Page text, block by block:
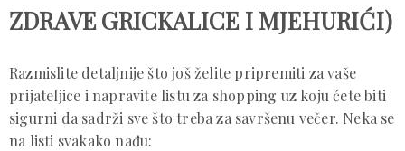
ZDRAVE GRICKALICE I MJEHURIĆI)
Razmislite detaljnije što još želite pripremiti za vaše
prijateljice i napravite listu za shopping uz koju ćete biti
sigurni da sadrži sve što treba za savršenu večer. Neka se
na listi svakako nađu: